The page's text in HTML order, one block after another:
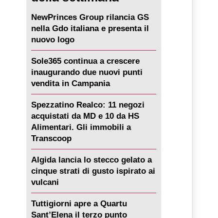
NewPrinces Group rilancia GS
nella Gdo italiana e presenta il
nuovo logo
Sole365 continua a crescere
inaugurando due nuovi punti
vendita in Campania
Spezzatino Realco: 11 negozi
acquistati da MD e 10 da HS
Alimentari. Gli immobili a
Transcoop
Algida lancia lo stecco gelato a
cinque strati di gusto ispirato ai
vulcani
Tuttigiorni apre a Quartu
Sant’Elena il terzo punto